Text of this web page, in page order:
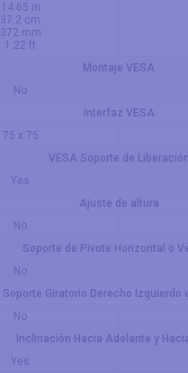
14.65 in
37.2 cm
372 mm
1.22 ft
Montaje VESA
No
Interfaz VESA
75 x 75
VESA Soporte de Liberación
Yes
Ajuste de altura
No
Soporte de Pivote Horizontal o
No
Soporte Giratorio Derecho Izquierdo
No
Inclinación Hacia Adelante y
Yes